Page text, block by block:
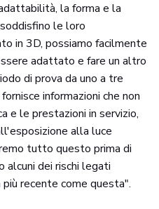
la forma e la
le loro
in 3D, possiamo facilmente
adattato e fare un altro
di prova da uno a tre
informazioni che non
e le prestazioni in servizio,
alla luce
tutto questo prima di
alcuni dei rischi legati
recente come questa".